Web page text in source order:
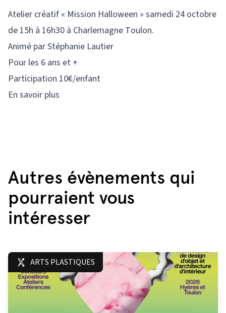
Atelier créatif « Mission Halloween » samedi 24 octobre
de 15h à 16h30 à Charlemagne Toulon.
Animé par Stéphanie Lautier
Pour les 6 ans et +
Participation 10€/enfant
En savoir plus
Autres évènements qui
pourraient vous
intéresser
ARTS PLASTIQUES